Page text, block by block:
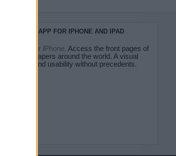
KIOSKO.NET APP FOR IPHONE AND IPAD
Kiosko.net for iPhone. Access the front pages of
major newspapers around the world. A visual
experience and usability without precedents.